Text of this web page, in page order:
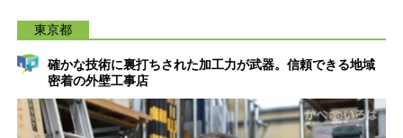
東京都
確かな技術に裏打ちされた加工力が武器。信頼できる地域
密着の外壁工事店